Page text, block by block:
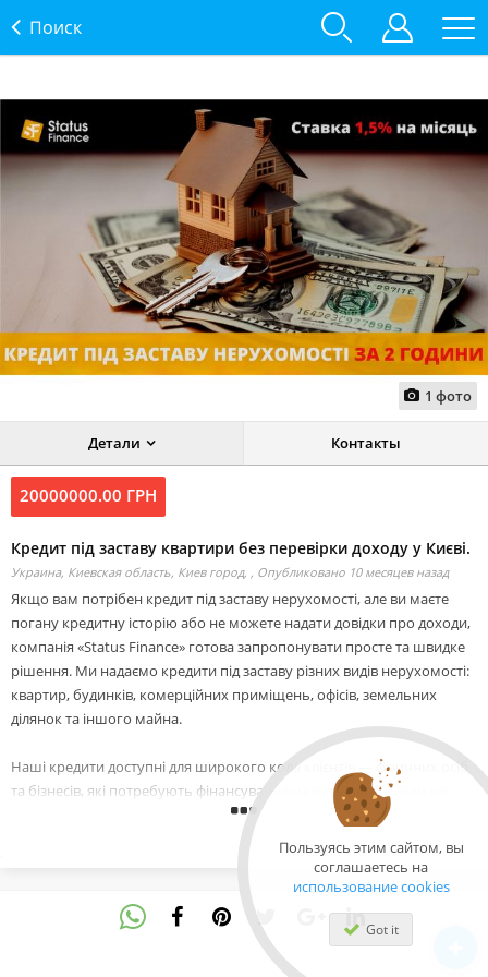
Пользуясь этим сайтом, вы
соглашаетесь на
использование cookies
Got it
Поиск
1 фото
Детали Контакты
20000000.00 ГРН
Кредит під заставу квартири без перевірки доходу у Києві.
Украина, Киевская область, Киев город, , Опубликовано 10 месяцев назад
Якщо вам потрібен кредит під заставу нерухомості, але ви маєте
погану кредитну історію або не можете надати довідки про доходи,
компанія «Status Finance» готова запропонувати просте та швидке
рішення. Ми надаємо кредити під заставу різних видів нерухомості:
квартир, будинків, комерційних приміщень, офісів, земельних
ділянок та іншого майна.
Наші кредити доступні для широкого кола клієнтів — фізичних осіб
та бізнесів, які потребують фінансування на будь-які цілі. Вам не
потрібно турбуватися про довідки, поручителів чи складні
перевірки. Все, що потрібно для оформлення кредиту, — це
мінімальний пакет документів: паспорт, ІПН та правовстановлюючі
Основні переваги нашого кредитування:
-Видача до 80% від ринкової вартості вашої нерухомості